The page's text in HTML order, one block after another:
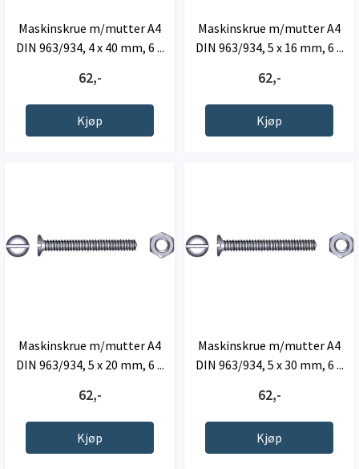
Maskinskrue m/mutter A4
DIN 963/934, 4 x 40 mm, 6 ...
62,-
Kjøp
Maskinskrue m/mutter A4
DIN 963/934, 5 x 16 mm, 6 ...
62,-
Kjøp
Maskinskrue m/mutter A4
DIN 963/934, 5 x 20 mm, 6 ...
62,-
Kjøp
Maskinskrue m/mutter A4
DIN 963/934, 5 x 30 mm, 6 ...
62,-
Kjøp